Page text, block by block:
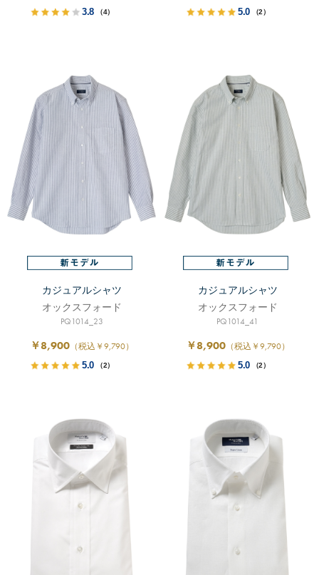
3.8 （4） 5.0 （2）
カジュアルシャツ
オックスフォード
PQ1014_23
￥8,900（税込￥9,790）
5.0 （2）
カジュアルシャツ
オックスフォード
PQ1014_41
￥8,900（税込￥9,790）
5.0 （2）